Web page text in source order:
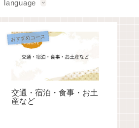
language
おすすめコース
交通・宿泊・食事・お土
産など